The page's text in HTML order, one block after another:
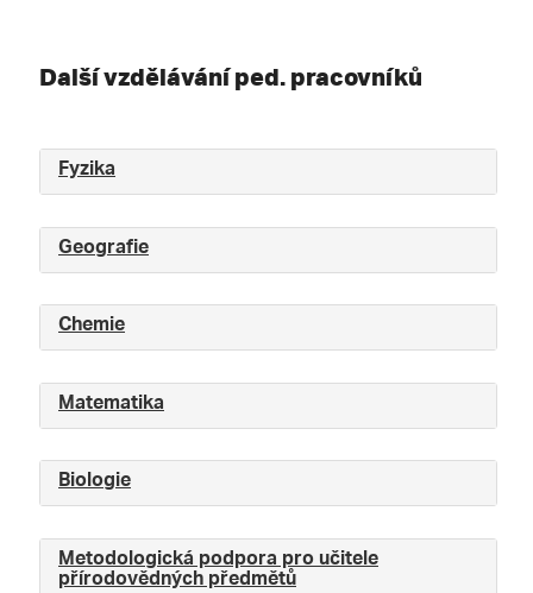
Další vzdělávání ped. pracovníků
Fyzika
Geografie
Chemie
Matematika
Biologie
Metodologická podpora pro učitele
přírodovědných předmětů